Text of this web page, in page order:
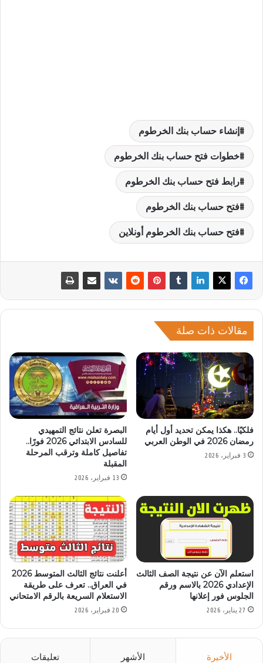
إنشاء حساب بنك الخرطوم
خطوات فتح حساب بنك الخرطوم
رابط فتح حساب بنك الخرطوم
فتح حساب بنك الخرطوم
فتح حساب بنك الخرطوم أونلاين
مقالات ذات صلة
فلكيًا.. هكذا يمكن تحديد أول أيام
رمضان 2026 في الوطن العربي
3 فبراير، 2026
البصرة تعلن نتائج التمهيدي
للسادس الابتدائي 2026 فورًا..
تفاصيل كاملة وترقب المرحلة
المقبلة
13 فبراير، 2026
استعلم الآن عن نتيجة الصف الثالث
الإعدادي 2026 بالاسم ورقم
الجلوس فور إعلانها
27 يناير، 2026
أعلنت نتائج الثالث المتوسط 2026
في العراق.. تعرف على طريقة
الاستعلام السريعة بالرقم الامتحاني
20 فبراير، 2026
الأخيرة الأشهر تعليقات